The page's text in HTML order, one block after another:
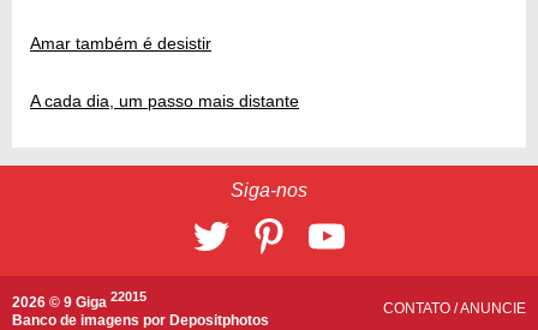
Amar também é desistir
A cada dia, um passo mais distante
Siga-nos
2026 © 9 Giga 22015
Banco de imagens por Depositphotos
CONTATO /ANUNCIE